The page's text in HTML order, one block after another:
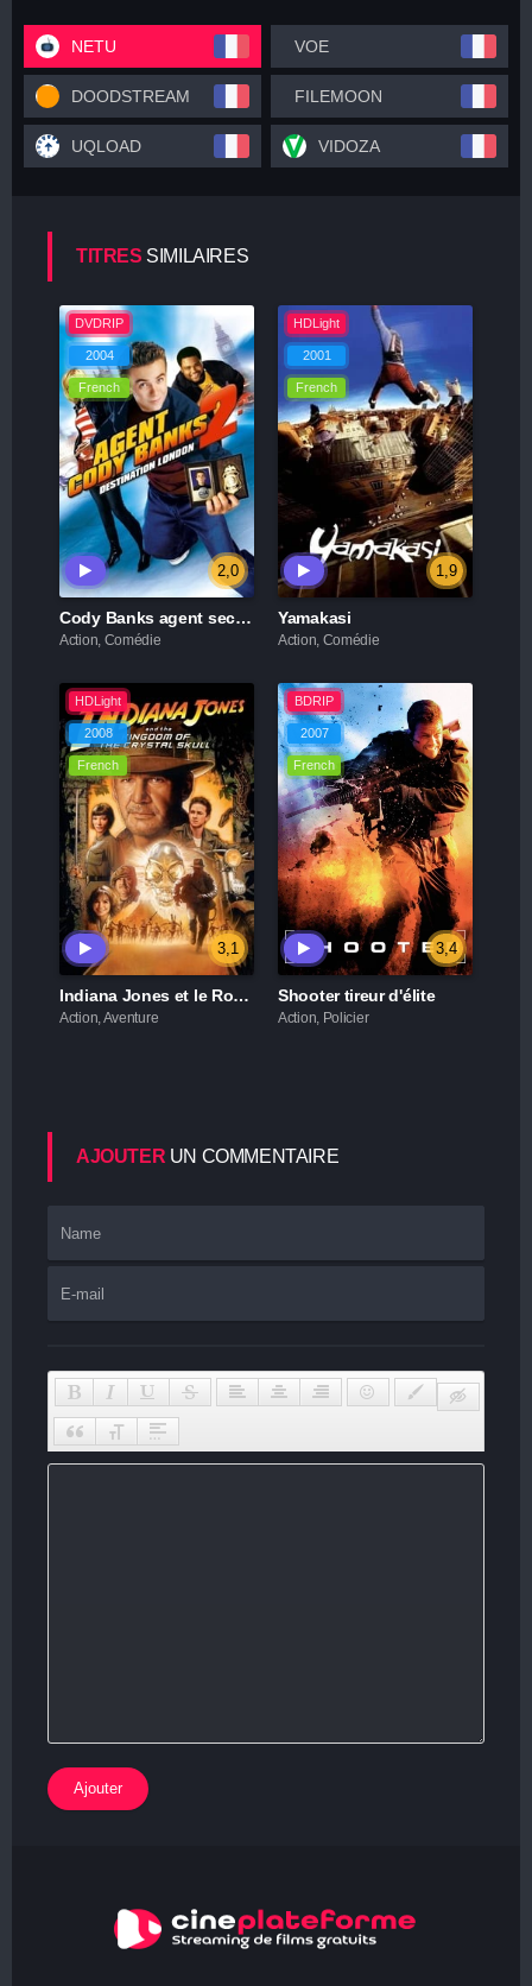
NETU VOE
DOODSTREAM FILEMOON
UQLOAD VIDOZA
TITRES SIMILAIRES
DVDRIP
2004
French
2,0
Cody Banks agent secret 2 destination Londres
Action, Comédie
HDLight
2001
French
1,9
Yamakasi
Action, Comédie
HDLight
2008
French
3,1
Indiana Jones et le Royaume du Crâne de Cristal
Action, Aventure
BDRIP
2007
French
3,4
Shooter tireur d'élite
Action, Policier
AJOUTER UN COMMENTAIRE
Ajouter